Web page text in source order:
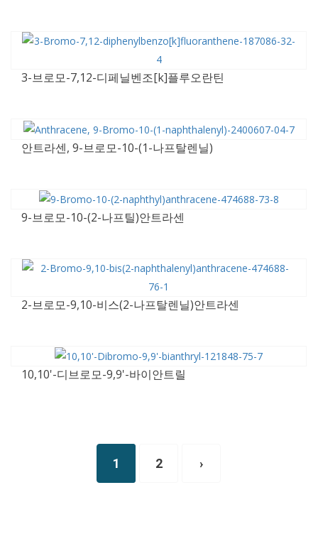
3-브로모-7,12-디페닐벤조[k]플루오란틴
안트라센, 9-브로모-10-(1-나프탈렌닐)
9-브로모-10-(2-나프틸)안트라센
2-브로모-9,10-비스(2-나프탈렌닐)안트라센
10,10'-디브로모-9,9'-바이안트릴
1 2 ›